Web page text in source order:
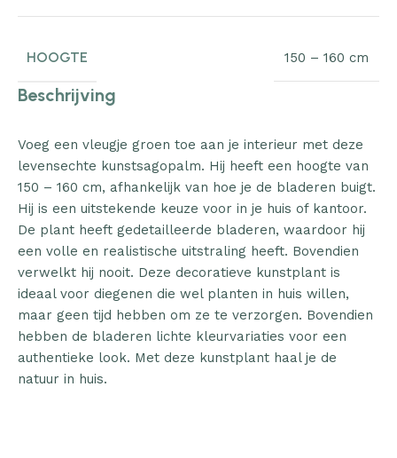
HOOGTE 150 – 160 cm
Beschrijving
Voeg een vleugje groen toe aan je interieur met deze
levensechte kunstsagopalm. Hij heeft een hoogte van
150 – 160 cm, afhankelijk van hoe je de bladeren buigt.
Hij is een uitstekende keuze voor in je huis of kantoor.
De plant heeft gedetailleerde bladeren, waardoor hij
een volle en realistische uitstraling heeft. Bovendien
verwelkt hij nooit. Deze decoratieve kunstplant is
ideaal voor diegenen die wel planten in huis willen,
maar geen tijd hebben om ze te verzorgen. Bovendien
hebben de bladeren lichte kleurvariaties voor een
authentieke look. Met deze kunstplant haal je de
natuur in huis.